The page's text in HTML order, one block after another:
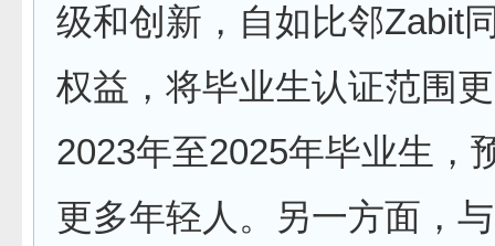
级和创新，自如比邻Zabit
权益，将毕业生认证范围
2023年至2025年毕业生，
更多年轻人。另一方面，